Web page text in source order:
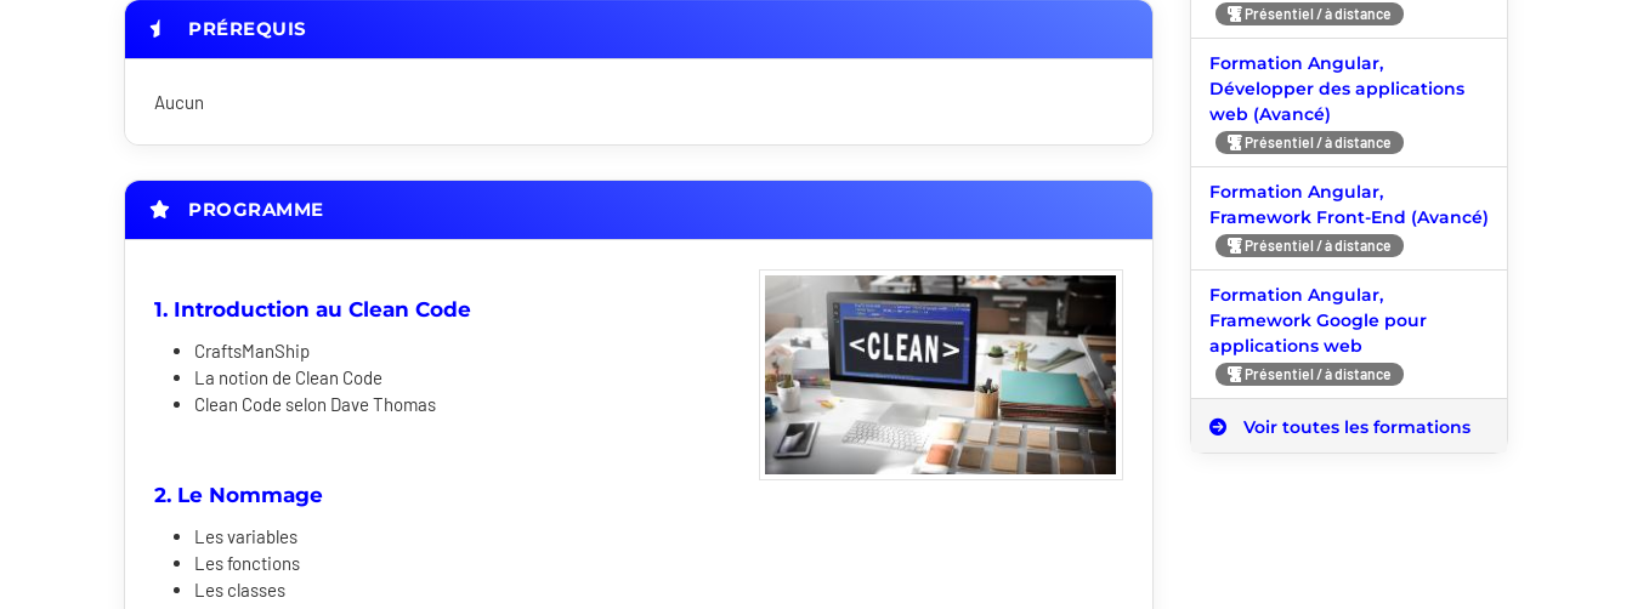
PRÉREQUIS
Aucun
PROGRAMME
1. Introduction au Clean Code
CraftsManShip
La notion de Clean Code
Clean Code selon Dave Thomas
2. Le Nommage
Les variables
Les fonctions
Les classes
Présentiel / à distance
Formation Angular,
Développer des applications
web (Avancé)
Présentiel / à distance
Formation Angular,
Framework Front-End (Avancé)
Présentiel / à distance
Formation Angular,
Framework Google pour
applications web
Présentiel / à distance
Voir toutes les formations